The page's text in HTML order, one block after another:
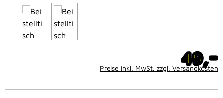
49,-
Preise inkl. MwSt. zzgl. Versandkosten